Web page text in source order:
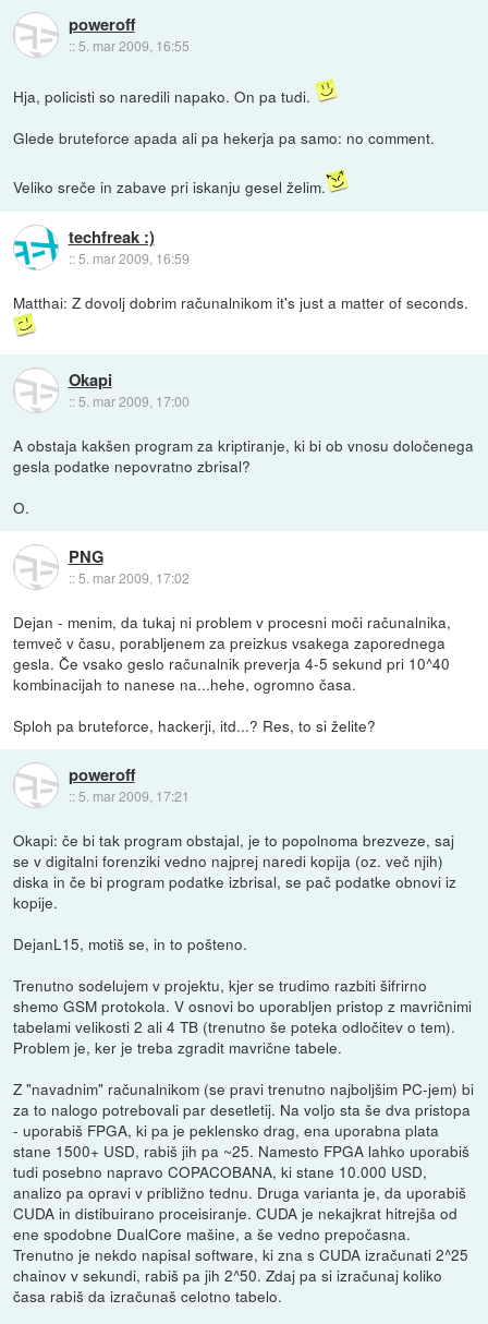
poweroff
:: 5. mar 2009, 16:55
Hja, policisti so naredili napako. On pa tudi.
Glede bruteforce apada ali pa hekerja pa samo: no comment.
Veliko sreče in zabave pri iskanju gesel želim.
techfreak :)
::5. mar 2009, 16:59
Matthai: Z dovolj dobrim računalnikom it's just a matter of seconds.
Okapi
:: 5. mar 2009, 17:00
A obstaja kakšen program za kriptiranje, ki bi ob vnosu določenega
gesla podatke nepovratno zbrisal?
O.
PNG
::5. mar 2009, 17:02
Dejan - menim, da tukaj ni problem v procesni moči računalnika,
temveč v času, porabljenem za preizkus vsakega zaporednega
gesla. Če vsako geslo računalnik preverja 4-5 sekund pri 10^40
kombinacijah to nanese na...hehe, ogromno časa.
Sploh pa bruteforce, hackerji, itd...? Res, to si želite?
poweroff
:: 5. mar 2009, 17:21
Okapi: če bi tak program obstajal, je to popolnoma brezveze, saj
se v digitalni forenziki vedno najprej naredi kopija (oz. več njih)
diska in če bi program podatke izbrisal, se pač podatke obnovi iz
kopije.
DejanL15, motiš se, in to pošteno.
Trenutno sodelujem v projektu, kjer se trudimo razbiti šifrirno
shemo GSM protokola. V osnovi bo uporabljen pristop z mavričnimi
tabelami velikosti 2 ali 4 TB (trenutno še poteka odločitev o tem).
Problem je, ker je treba zgradit mavrične tabele.
Z "navadnim" računalnikom (se pravi trenutno najboljšim PC-jem) bi
za to nalogo potrebovali par desetletij. Na voljo sta še dva pristopa
- uporabiš FPGA, ki pa je peklensko drag, ena uporabna plata
stane 1500+ USD, rabiš jih pa ~25. Namesto FPGA lahko uporabiš
tudi posebno napravo COPACOBANA, ki stane 10.000 USD,
analizo pa opravi v približno tednu. Druga varianta je, da uporabiš
CUDA in distibuirano proceisiranje. CUDA je nekajkrat hitrejša od
ene spodobne DualCore mašine, a še vedno prepočasna.
Trenutno je nekdo napisal software, ki zna s CUDA izračunati 2^25
chainov v sekundi, rabiš pa jih 2^50. Zdaj pa si izračunaj koliko
časa rabiš da izračunaš celotno tabelo.